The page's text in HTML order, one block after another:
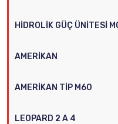
HIDROLIK GÜÇ ÜNITESI
AMERIKAN
AMERIKAN TIP M60
LEOPARD 2 A 4